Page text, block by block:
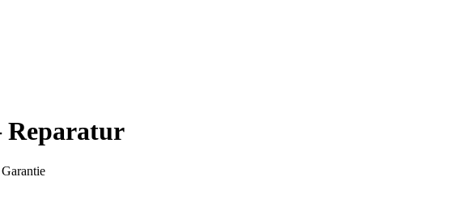
Reparatur